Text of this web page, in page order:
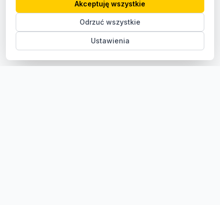
Ustawienia
Odrzuć wszystkie
Akceptuję wszystkie